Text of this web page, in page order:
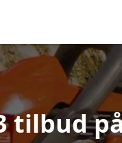
tilbud